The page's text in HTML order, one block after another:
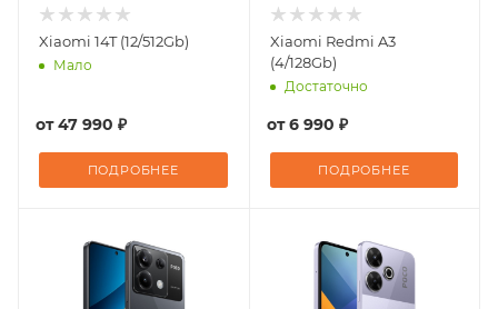
Xiaomi 14T (12/512Gb)
Мало
от47 990 ₽
ПОДРОБНЕЕ
Xiaomi Redmi A3
(4/128Gb)
Достаточно
от6 990 ₽
ПОДРОБНЕЕ